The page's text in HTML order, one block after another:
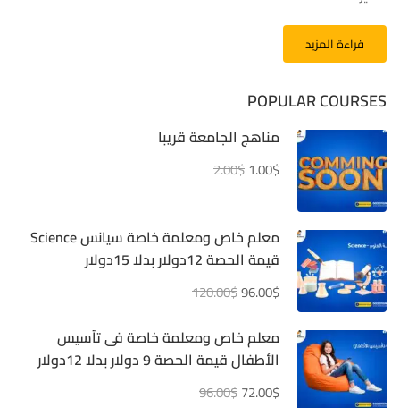
قراءة المزيد
POPULAR COURSES
مناهج الجامعة قريبا
2.00$1.00$
معلم خاص ومعلمة خاصة سيانس Science
قيمة الحصة 12دولار بدلا 15دولار
120.00$96.00$
معلم خاص ومعلمة خاصة فى تأسيس
الأطفال قيمة الحصة 9 دولار بدلا 12دولار
96.00$72.00$